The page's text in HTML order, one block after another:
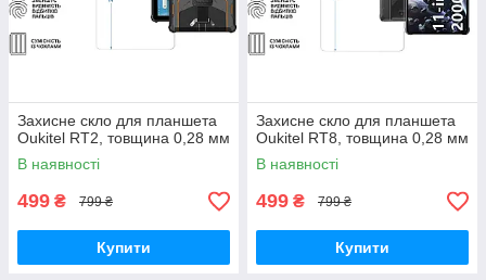
Захисне скло для планшета
Oukitel RT2, товщина 0,28 мм
В наявності
499 ₴ 799 ₴
Купити
Захисне скло для планшета
Oukitel RT8, товщина 0,28 мм
В наявності
499 ₴ 799 ₴
Купити